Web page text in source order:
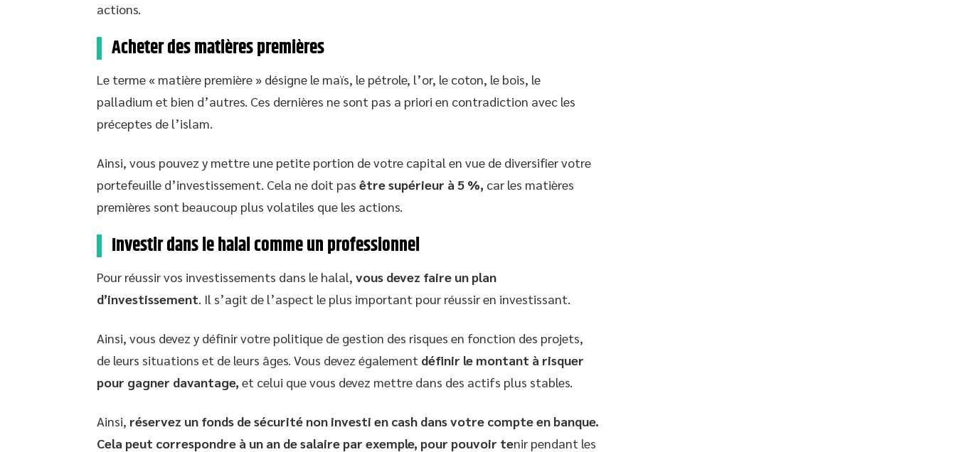
actions.
Acheter des matières premières
Le terme « matière première » désigne le maïs, le pétrole, l’or, le coton, le bois, le
palladium et bien d’autres. Ces dernières ne sont pas a priori en contradiction avec les
préceptes de l’islam.
Ainsi, vous pouvez y mettre une petite portion de votre capital en vue de diversifier votre
portefeuille d’investissement. Cela ne doit pas être supérieur à 5 %, car les matières
premières sont beaucoup plus volatiles que les actions.
Investir dans le halal comme un professionnel
Pour réussir vos investissements dans le halal, vous devez faire un plan
d’investissement. Il s’agit de l’aspect le plus important pour réussir en investissant.
Ainsi, vous devez y définir votre politique de gestion des risques en fonction des projets,
de leurs situations et de leurs âges. Vous devez également définir le montant à risquer
pour gagner davantage, et celui que vous devez mettre dans des actifs plus stables.
Ainsi, réservez un fonds de sécurité non investi en cash dans votre compte en banque.
Cela peut correspondre à un an de salaire par exemple, pour pouvoir tenir pendant les